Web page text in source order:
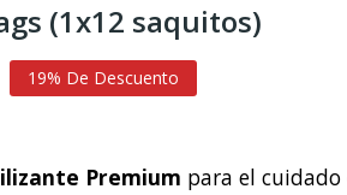
(1x12 saquitos)
19% De Descuento
Premium para el